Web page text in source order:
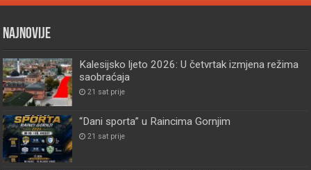
Najnovije
Kalesijsko ljeto 2026: U četvrtak izmjena režima
saobraćaja
21 sat prije
“Dani sporta” u Raincima Gornjim
21 sat prije